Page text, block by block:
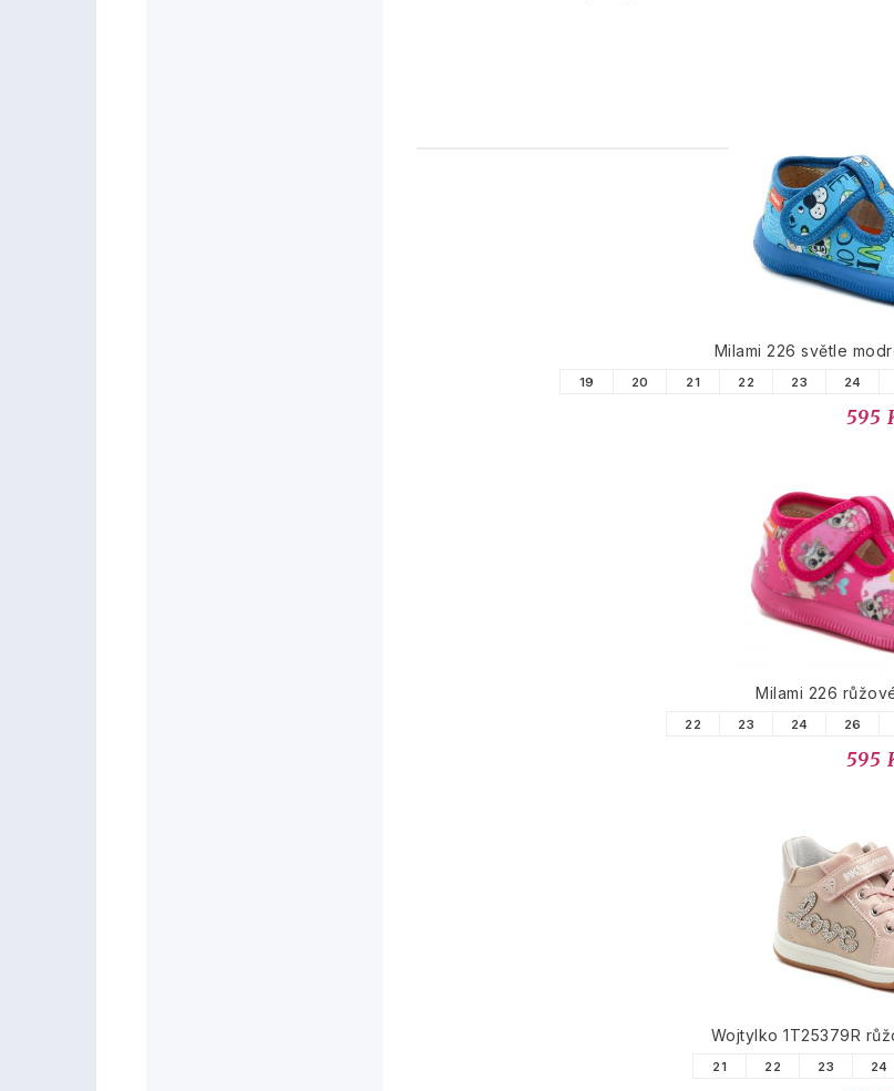
PODOBNÉ
Milami 226 světle
19 20 21 22 23 24
595
Milami 226
22 23 24 26
595
Wojtylko 1T25379R
21 22 23 24